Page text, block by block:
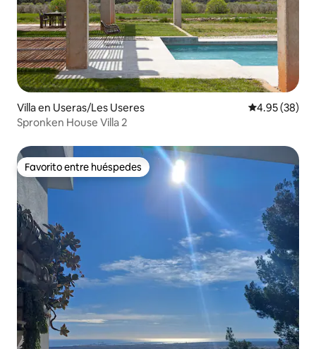
Villa en Useras/Les Useres Calificación
4.95 (38)
Spronken House Villa 2
Favorito entre huéspedes
Favorito entre huéspedes